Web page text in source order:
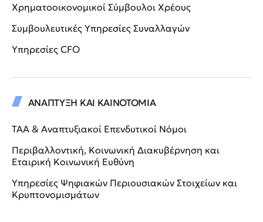
Χρηματοοικονομικοί Σύμβουλοι Χρέους
Συμβουλευτικές Υπηρεσίες Συναλλαγών
Υπηρεσίες CFO
ΑΝΑΠΤΥΞΗ ΚΑΙ ΚΑΙΝΟΤΟΜΙΑ
ΤΑΑ & Αναπτυξιακοί Επενδυτικοί Νόμοι
Περιβαλλοντική, Κοινωνική Διακυβέρνηση και
Εταιρική Κοινωνική Ευθύνη
Υπηρεσίες Ψηφιακών Περιουσιακών Στοιχείων και
Κρυπτονομισμάτων